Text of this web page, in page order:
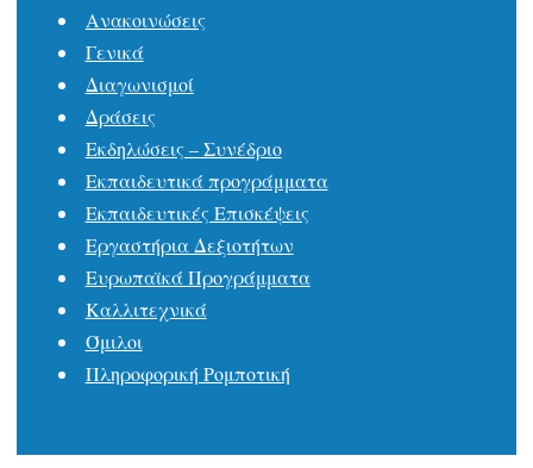
Ανακοινώσεις
Γενικά
Διαγωνισμοί
Δράσεις
Εκδηλώσεις – Συνέδριο
Εκπαιδευτικά προγράμματα
Εκπαιδευτικές Επισκέψεις
Εργαστήρια Δεξιοτήτων
Ευρωπαϊκά Προγράμματα
Καλλιτεχνικά
Όμιλοι
Πληροφορική Ρομποτική